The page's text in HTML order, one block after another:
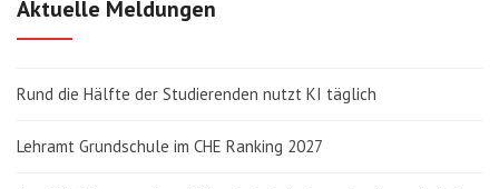
Aktuelle Meldungen
Rund die Hälfte der Studierenden nutzt KI täglich
Lehramt Grundschule im CHE Ranking 2027